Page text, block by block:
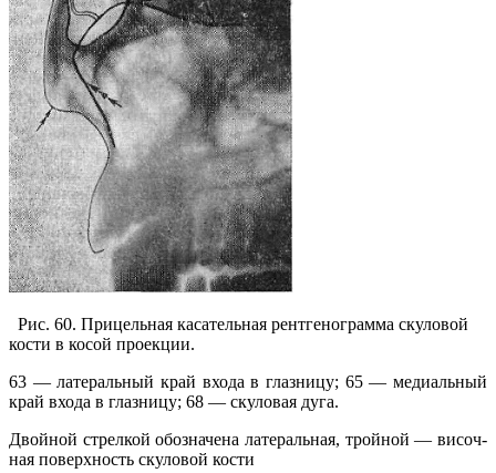
Рис. 60. Прицельная касательная рентгенограмма скуловой
кости в косой проекции.
63 — латеральный край входа в глазницу; 65 — медиальный
край входа в глазницу; 68 — скуловая дуга.
Двойной стрелкой обозначена латеральная, тройной — височ­
ная поверхность скуловой кости